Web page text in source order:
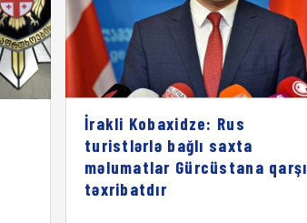
İrakli Kobaxidze: Rus
turistlərlə bağlı saxta
məlumatlar Gürcüstana qarşı
təxribatdır